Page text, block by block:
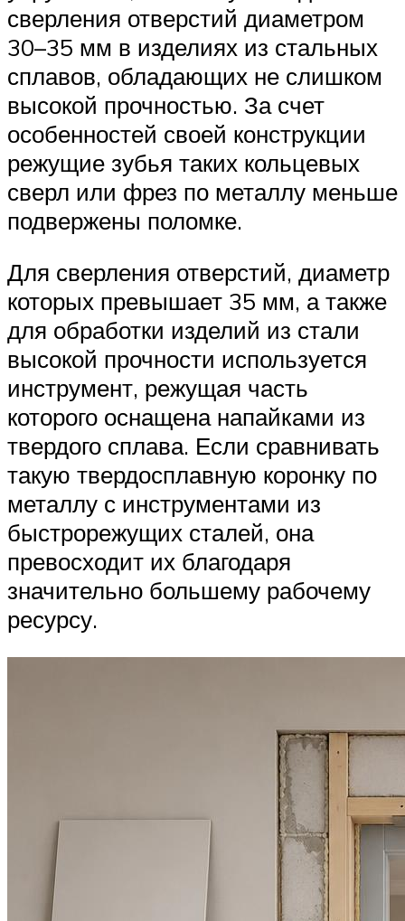
сверления отверстий диаметром
30–35 мм в изделиях из стальных
сплавов, обладающих не слишком
высокой прочностью. За счет
особенностей своей конструкции
режущие зубья таких кольцевых
сверл или фрез по металлу меньше
подвержены поломке.
Для сверления отверстий, диаметр
которых превышает 35 мм, а также
для обработки изделий из стали
высокой прочности используется
инструмент, режущая часть
которого оснащена напайками из
твердого сплава. Если сравнивать
такую твердосплавную коронку по
металлу с инструментами из
быстрорежущих сталей, она
превосходит их благодаря
значительно большему рабочему
ресурсу.